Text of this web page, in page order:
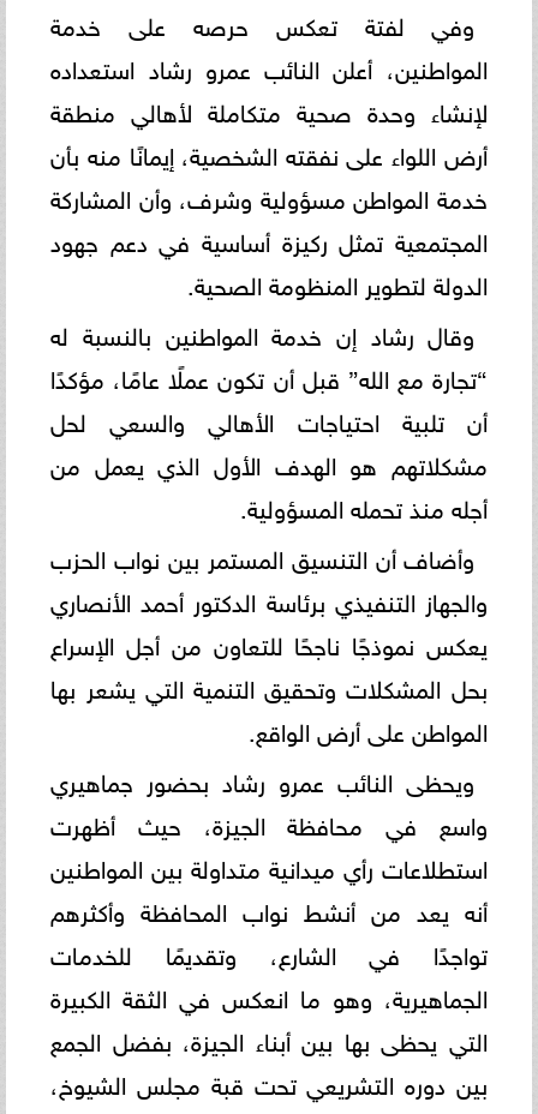
وفي لفتة تعكس حرصه على خدمة
المواطنين، أعلن النائب عمرو رشاد استعداده
لإنشاء وحدة صحية متكاملة لأهالي منطقة
أرض اللواء على نفقته الشخصية، إيمانًا منه بأن
خدمة المواطن مسؤولية وشرف، وأن المشاركة
المجتمعية تمثل ركيزة أساسية في دعم جهود
الدولة لتطوير المنظومة الصحية.
وقال رشاد إن خدمة المواطنين بالنسبة له
“تجارة مع الله” قبل أن تكون عملًا عامًا، مؤكدًا
أن تلبية احتياجات الأهالي والسعي لحل
مشكلاتهم هو الهدف الأول الذي يعمل من
أجله منذ تحمله المسؤولية.
وأضاف أن التنسيق المستمر بين نواب الحزب
والجهاز التنفيذي برئاسة الدكتور أحمد الأنصاري
يعكس نموذجًا ناجحًا للتعاون من أجل الإسراع
بحل المشكلات وتحقيق التنمية التي يشعر بها
المواطن على أرض الواقع.
ويحظى النائب عمرو رشاد بحضور جماهيري
واسع في محافظة الجيزة، حيث أظهرت
استطلاعات رأي ميدانية متداولة بين المواطنين
أنه يعد من أنشط نواب المحافظة وأكثرهم
تواجدًا في الشارع، وتقديمًا للخدمات
الجماهيرية، وهو ما انعكس في الثقة الكبيرة
التي يحظى بها بين أبناء الجيزة، بفضل الجمع
بين دوره التشريعي تحت قبة مجلس الشيوخ،